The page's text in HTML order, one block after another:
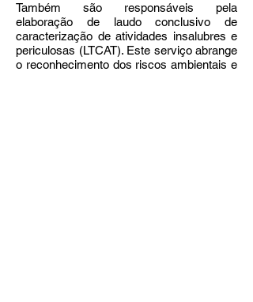
Também são responsáveis pela
elaboração de laudo conclusivo de
caracterização de atividades insalubres e
periculosas (LTCAT). Este serviço abrange
o reconhecimento dos riscos ambientais e